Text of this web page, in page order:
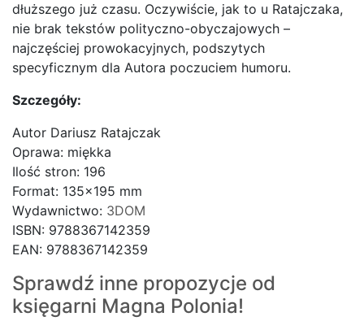
dłuższego już czasu. Oczywiście, jak to u Ratajczaka,
nie brak tekstów polityczno-obyczajowych –
najczęściej prowokacyjnych, podszytych
specyficznym dla Autora poczuciem humoru.
Szczegóły:
Autor Dariusz Ratajczak
Oprawa: miękka
Ilość stron: 196
Format: 135×195 mm
Wydawnictwo: 3DOM
ISBN: 9788367142359
EAN: 9788367142359
Sprawdź inne propozycje od
księgarni Magna Polonia!